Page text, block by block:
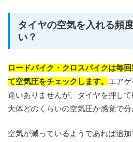
タイヤの空気を入れる頻
い？
ロードバイク・クロスバイクは毎
て空気圧をチェックします。 エア
違いありませんが、タイヤを押し
大体どのくらいの空気圧か感覚で分
空気が減っているようであれば追